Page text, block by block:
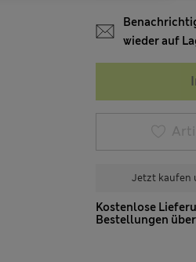
wieder auf
Jetzt kaufen
Kostenlose
Bestellungen